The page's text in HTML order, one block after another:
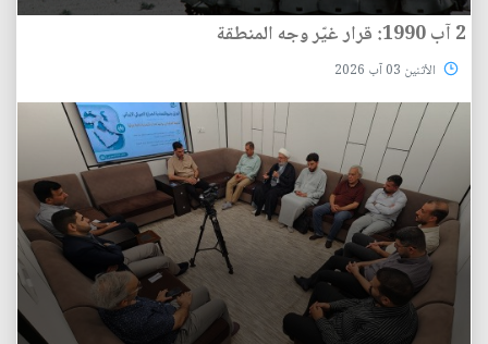
2 آب 1990: قرار غيّر وجه المنطقة
الأثنين 03 آب 2026